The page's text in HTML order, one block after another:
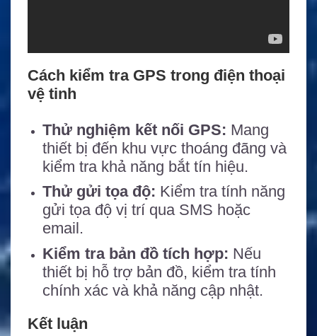
Cách kiểm tra GPS trong điện thoại
vệ tinh
Thử nghiệm kết nối GPS: Mang
thiết bị đến khu vực thoáng đãng và
kiểm tra khả năng bắt tín hiệu.
Thử gửi tọa độ: Kiểm tra tính năng
gửi tọa độ vị trí qua SMS hoặc
email.
Kiểm tra bản đồ tích hợp: Nếu
thiết bị hỗ trợ bản đồ, kiểm tra tính
chính xác và khả năng cập nhật.
Kết luận